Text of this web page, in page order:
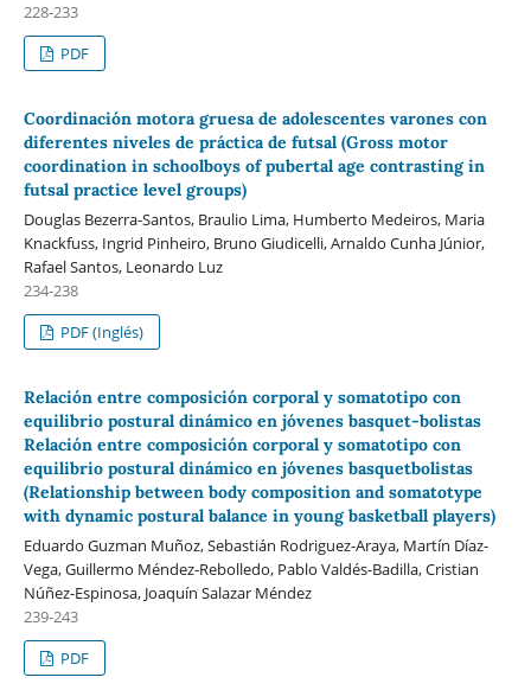
228-233
PDF
Coordinación motora gruesa de adolescentes varones con
diferentes niveles de práctica de futsal (Gross motor
coordination in schoolboys of pubertal age contrasting in
futsal practice level groups)
Douglas Bezerra-Santos, Braulio Lima, Humberto Medeiros, Maria
Knackfuss, Ingrid Pinheiro, Bruno Giudicelli, Arnaldo Cunha Júnior,
Rafael Santos, Leonardo Luz
234-238
PDF (Inglés)
Relación entre composición corporal y somatotipo con
equilibrio postural dinámico en jóvenes basquet-bolistas
Relación entre composición corporal y somatotipo con
equilibrio postural dinámico en jóvenes basquetbolistas
(Relationship between body composition and somatotype
with dynamic postural balance in young basketball players)
Eduardo Guzman Muñoz, Sebastián Rodriguez-Araya, Martín Díaz-
Vega, Guillermo Méndez-Rebolledo, Pablo Valdés-Badilla, Cristian
Núñez-Espinosa, Joaquín Salazar Méndez
239-243
PDF